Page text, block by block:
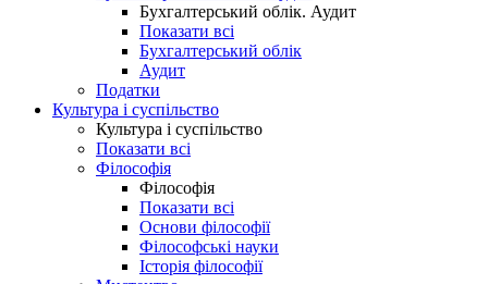
Бухгалтерський облік. Аудит
Показати всі
Бухгалтерський облік
Аудит
Податки
Культура і суспільство
Культура і суспільство
Показати всі
Філософія
Філософія
Показати всі
Основи філософії
Філософські науки
Історія філософії